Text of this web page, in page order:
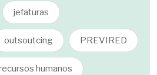
jefaturas
outsoutcing PREVIRED
humanos